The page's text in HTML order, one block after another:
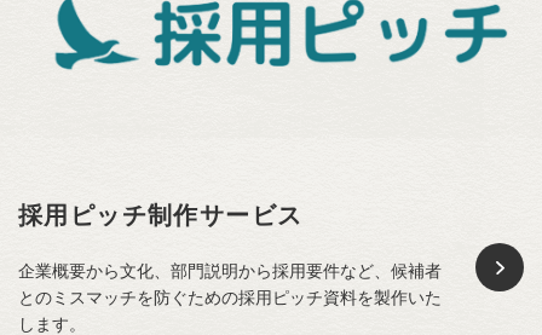
採用ピッチ制作サービス
企業概要から文化、部門説明から採用要件など、候補者
とのミスマッチを防ぐための採用ピッチ資料を製作いた
します。